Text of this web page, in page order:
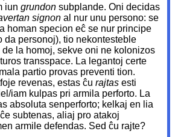
iungrundonsubplande. Oni decidas
signonal nur unu persono: se
homan specion eĉ se nur principe
da personoj), tio nekontesteble
la homoj, sekve oni ne kolonizos
transspace. La legantoj certe
partio provas preventi tion.
revenas, estas ĉurajtasesti
iam kulpas pri armila perforto. La
absoluta senperforto; kelkaj en lia
subtenas, aliaj pro atakoj
armile defendas. Sed ĉu rajte?